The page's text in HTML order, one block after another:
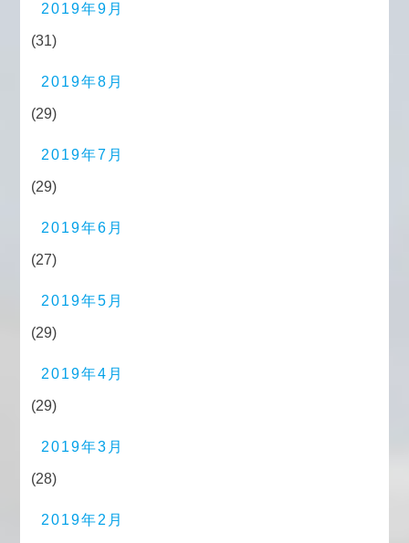
2019年9月
(31)
2019年8月
(29)
2019年7月
(29)
2019年6月
(27)
2019年5月
(29)
2019年4月
(29)
2019年3月
(28)
2019年2月